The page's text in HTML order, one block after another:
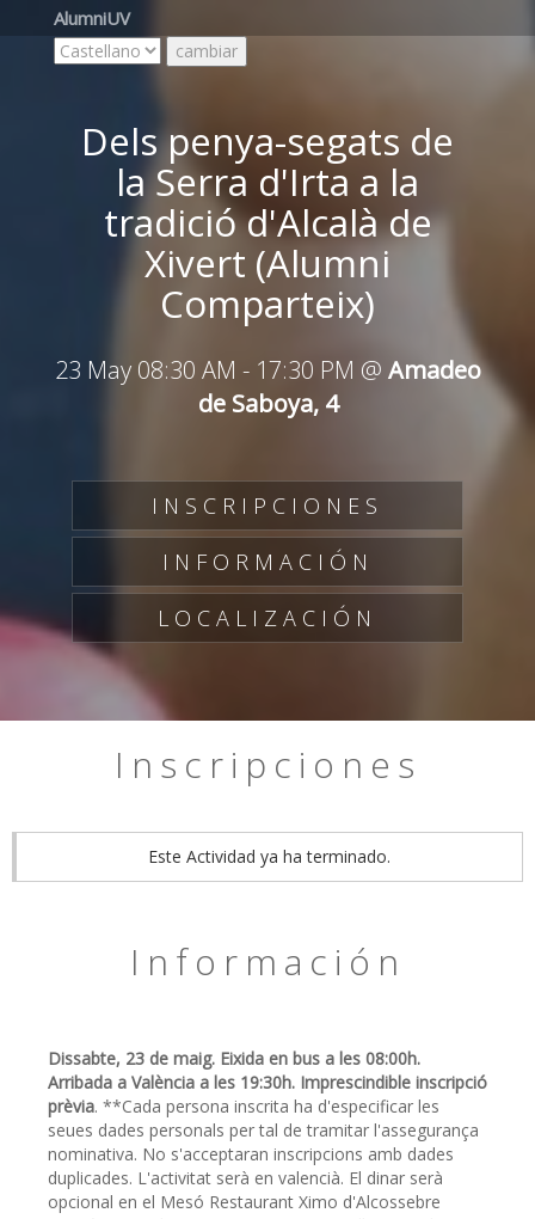
AlumniUV
Dels penya-segats de
la Serra d'Irta a la
tradició d'Alcalà de
Xivert (Alumni
Comparteix)
23 May 08:30 AM - 17:30 PM @ Amadeo
de Saboya, 4
INSCRIPCIONES
INFORMACIÓN
LOCALIZACIÓN
Inscripciones
Este Actividad ya ha terminado.
Información
Dissabte, 23 de maig. Eixida en bus a les 08:00h.
Arribada a València a les 19:30h. Imprescindible inscripció
prèvia. **Cada persona inscrita ha d'especificar les
seues dades personals per tal de tramitar l'assegurança
nominativa. No s'acceptaran inscripcions amb dades
duplicades. L'activitat serà en valencià. El dinar serà
opcional en el Mesó Restaurant Ximo d'Alcossebre